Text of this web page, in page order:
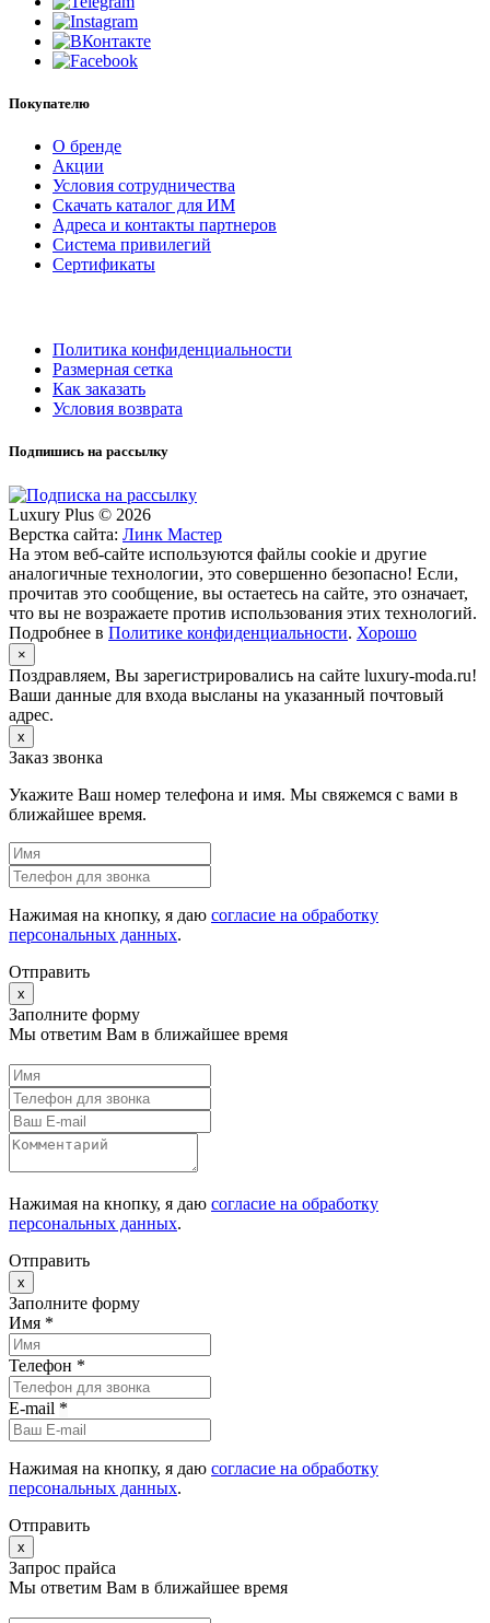
Покупателю
О бренде
Акции
Условия сотрудничества
Скачать каталог для ИМ
Адреса и контакты партнеров
Система привилегий
Сертификаты
Политика конфиденциальности
Размерная сетка
Как заказать
Условия возврата
Подпишись на рассылку
Luxury Plus © 2026
Верстка сайта: Линк Мастер
На этом веб-сайте используются файлы cookie и другие
аналогичные технологии, это совершенно безопасно! Если,
прочитав это сообщение, вы остаетесь на сайте, это означает,
что вы не возражаете против использования этих технологий.
Подробнее в Политике конфиденциальности. Хорошо
×
Поздравляем, Вы зарегистрировались на сайте luxury-moda.ru!
Ваши данные для входа высланы на указанный почтовый
адрес.
x
Заказ звонка
Укажите Ваш номер телефона и имя. Мы свяжемся с вами в
ближайшее время.
Нажимая на кнопку, я даю согласие на обработку
персональных данных.
Отправить
x
Заполните форму
Мы ответим Вам в ближайшее время
Нажимая на кнопку, я даю согласие на обработку
персональных данных.
Отправить
x
Заполните форму
Имя *
Телефон *
E-mail *
Нажимая на кнопку, я даю согласие на обработку
персональных данных.
Отправить
x
Запрос прайса
Мы ответим Вам в ближайшее время